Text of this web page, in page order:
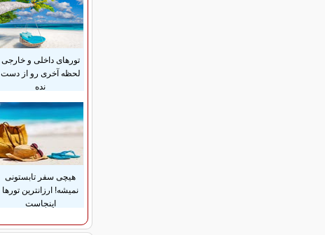
تورهای داخلی و خارجی
لحظه آخری رو از دست
نده
هیچی سفر تابستونی
نمیشه! ارزانترین تورها
اینجاست